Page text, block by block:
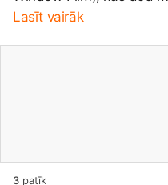
garantijas saistības.
Lasīt vairāk
3patīk